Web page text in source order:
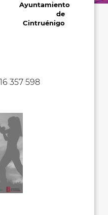
Ayuntamiento
de
Cintruénigo
357 598